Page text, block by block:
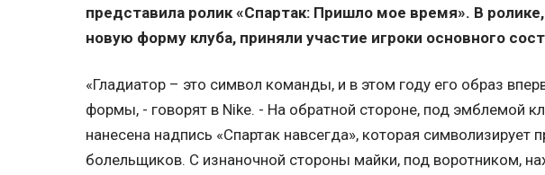
представила ролик «Спартак: Пришло мое время». В
новую форму клуба, приняли участие игроки основного
«Гладиатор – это символ команды, и в этом году его образ
формы, - говорят в Nike. - На обратной стороне, под эмблемой
нанесена надпись «Спартак навсегда», которая символизирует
болельщиков. С изнаночной стороны майки, под воротником,